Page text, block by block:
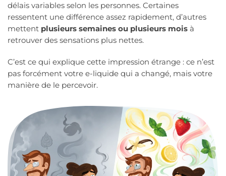
délais variables selon les personnes. Certaines
ressentent une différence assez rapidement, d’autres
mettent plusieurs semaines ou plusieurs mois à
retrouver des sensations plus nettes.
C’est ce qui explique cette impression étrange : ce n’est
pas forcément votre e-liquide qui a changé, mais votre
manière de le percevoir.